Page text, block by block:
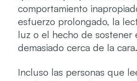
comportamiento
esfuerzo prolongado, la
luz o el hecho de sostener
demasiado cerca de la cara.
Incluso las personas que